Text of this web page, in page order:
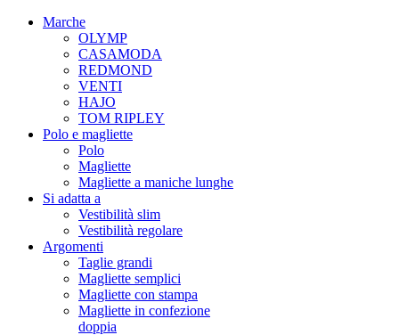
Marche
OLYMP
CASAMODA
REDMOND
VENTI
HAJO
TOM RIPLEY
Polo e magliette
Polo
Magliette
Magliette a maniche lunghe
Si adatta a
Vestibilità slim
Vestibilità regolare
Argomenti
Taglie grandi
Magliette semplici
Magliette con stampa
Magliette in confezione
doppia